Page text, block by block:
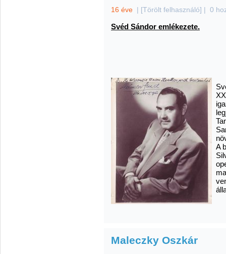
16 éve | [Törölt felhasználó] | 0
Svéd Sándor emlékezete.
A
Maleczky Oszkár